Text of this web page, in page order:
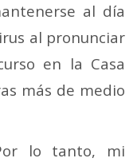
al día
al pronunciar
en la Casa
más de medio
lo tanto, mi